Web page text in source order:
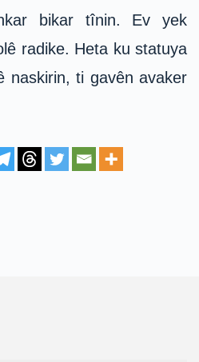
bikar tînin. Ev yek
radike. Heta ku statuya
naskirin, ti gavên avaker